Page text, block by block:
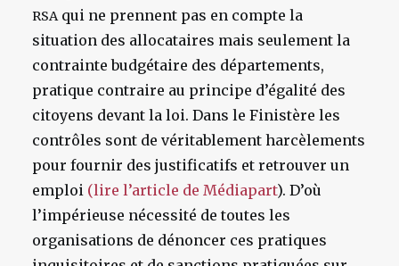
RSAqui ne prennent pas en compte la
situation des allocataires mais seulement la
contrainte budgétaire des départements,
pratique contraire au principe d’égalité des
citoyens devant la loi. Dans le Finistère les
contrôles sont de véritablement harcèlements
pour fournir des justificatifs et retrouver un
emploi (lire l’article de Médiapart). D’où
l’impérieuse nécessité de toutes les
organisations de dénoncer ces pratiques